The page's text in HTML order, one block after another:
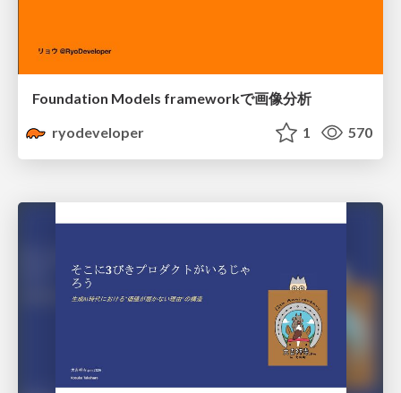
Foundation Models frameworkで画像分析
ryodeveloper
1 570